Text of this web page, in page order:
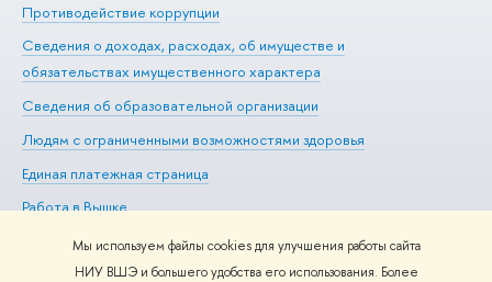
Мы используем файлы cookies для улучшения работы сайта
НИУ ВШЭ и большего удобства его использования. Более
Противодействие коррупции
Сведения о доходах, расходах, об имуществе и
обязательствах имущественного характера
Сведения об образовательной организации
Людям с ограниченными возможностями здоровья
Единая платежная страница
Работа в Вышке